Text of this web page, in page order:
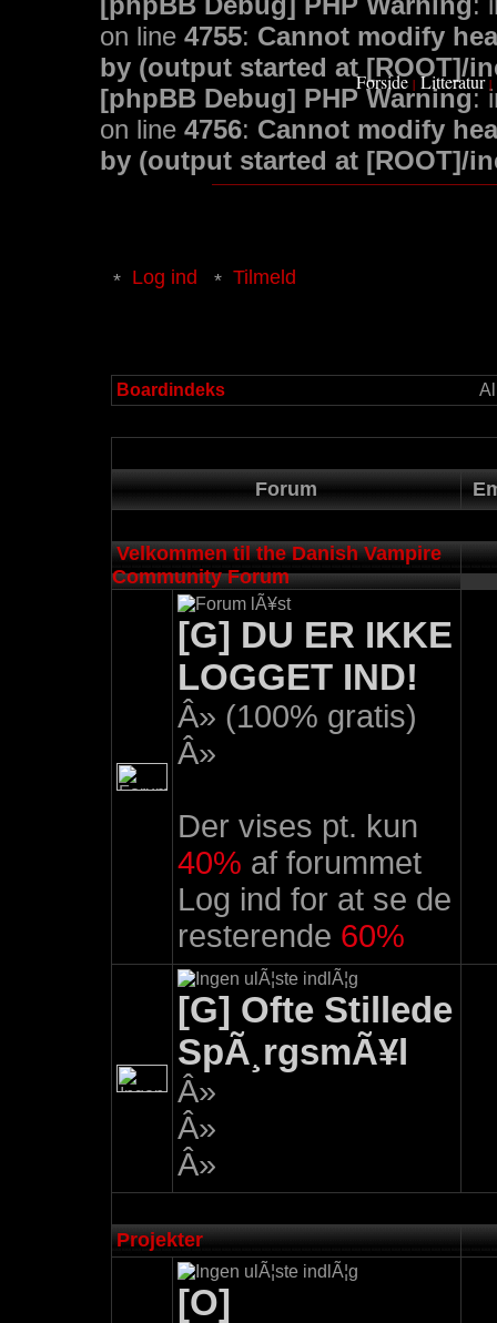
on line 4755: Cannot modify
by (output started at [ROOT]/
[phpBB Debug] PHP Warning:
on line 4756: Cannot modify
by (output started at [ROOT]/
Forside | Litteratur |
Log ind Tilmeld
Boardindeks
Forum
Velkommen til the Danish Vampire
Community Forum
[G] DU ER IKKE
LOGGET IND!
Â» (100% gratis)
Â»
Der vises pt. kun
40% af forummet
Log ind for at se de
resterende 60%
[G] Ofte Stillede
SpÃ¸rgsmÃ¥l
Â»
Â»
Â»
Projekter
[O]